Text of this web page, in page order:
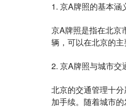
1. 京A牌照的基本涵
京A牌照是指在北京
辆，可以在北京的主
2. 京A牌照与城市交
北京的交通管理十
加手续。随着城市